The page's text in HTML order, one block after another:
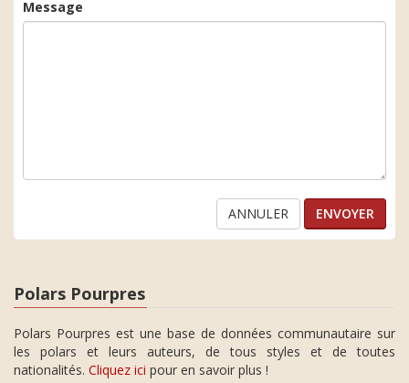
Message
ANNULER
Polars Pourpres
Polars Pourpres est une base de données communautaire sur
les polars et leurs auteurs, de tous styles et de toutes
nationalités. Cliquez ici pour en savoir plus !